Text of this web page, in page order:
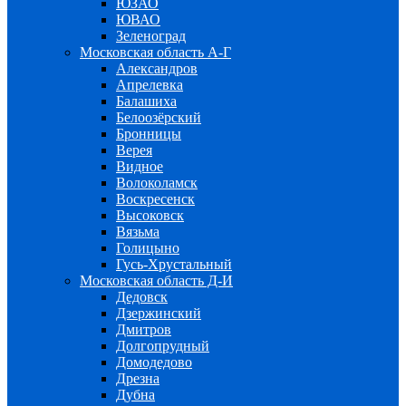
ЮЗАО
ЮВАО
Зеленоград
Московская область А-Г
Александров
Апрелевка
Балашиха
Белоозёрский
Бронницы
Верея
Видное
Волоколамск
Воскресенск
Высоковск
Вязьма
Голицыно
Гусь-Хрустальный
Московская область Д-И
Дедовск
Дзержинский
Дмитров
Долгопрудный
Домодедово
Дрезна
Дубна